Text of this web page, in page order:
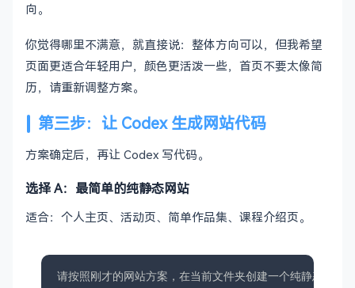
向。
你觉得哪里不满意，就直接说：整体方向可以，但我希望
页面更适合年轻用户，颜色更活泼一些，首页不要太像简
历，请重新调整方案。
第三步：让 Codex 生成网站代码
方案确定后，再让 Codex 写代码。
选择 A：最简单的纯静态网站
适合：个人主页、活动页、简单作品集、课程介绍页。
请按照刚才的网站方案，在当前文件夹创建一个纯静态网站